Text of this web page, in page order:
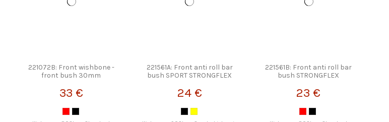
221072B: Front wishbone -
front bush 30mm
33 €
221561A: Front anti roll bar
bush SPORT STRONGFLEX
24 €
221561B: Front anti roll bar
bush STRONGFLEX
23 €